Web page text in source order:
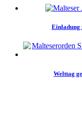
Einladung
Welttag